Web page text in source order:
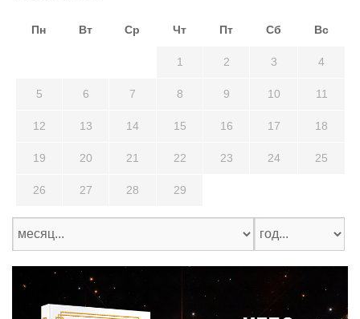
Пн Вт Ср Чт Пт Сб Вс
1 2 3 4
5 6 7 8 9 10 11
12 13 14 15 16 17 18
19 20 21 22 23 24 25
26 27 28 29